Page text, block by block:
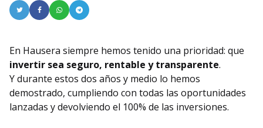
En Hausera siempre hemos tenido una prioridad: que
invertir sea seguro, rentable y transparente.
Y durante estos dos años y medio lo hemos
demostrado, cumpliendo con todas las oportunidades
lanzadas y devolviendo el 100% de las inversiones.